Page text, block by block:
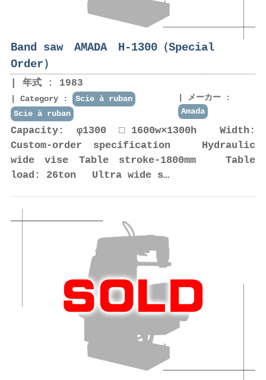
Band saw AMADA H-1300（Special
Order）
年式 : 1983
Category :
Scie à ruban
Scie à ruban
メーカー :
Amada
Capacity: φ1300 □1600w×1300h Width:
Custom-order specification Hydraulic
wide vise Table stroke-1800mm Table
load: 26ton Ultra wide s…